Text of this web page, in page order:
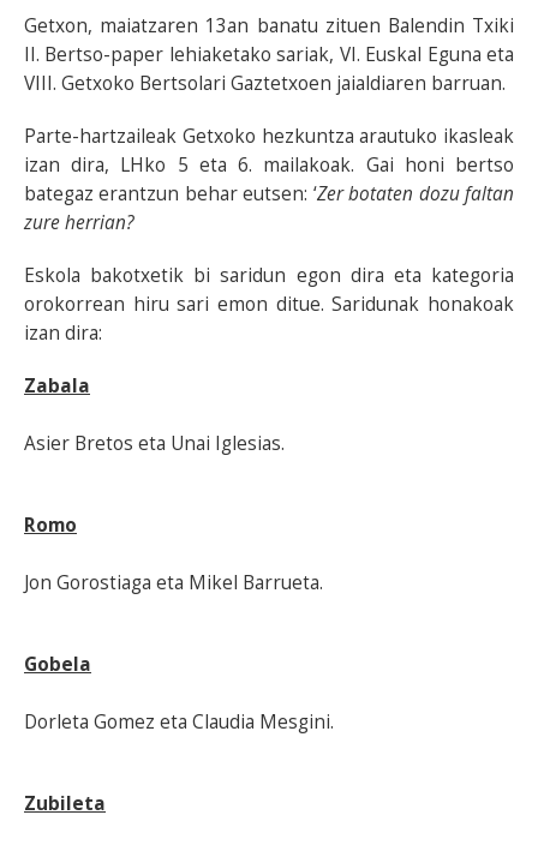
Getxon, maiatzaren 13an banatu zituen Balendin Txiki
II. Bertso-paper lehiaketako sariak, VI. Euskal Eguna eta
VIII. Getxoko Bertsolari Gaztetxoen jaialdiaren barruan.
Parte-hartzaileak Getxoko hezkuntza arautuko ikasleak
izan dira, LHko 5 eta 6. mailakoak. Gai honi bertso
bategaz erantzun behar eutsen: ‘Zer botaten dozu faltan
zure herrian?
Eskola bakotxetik bi saridun egon dira eta kategoria
orokorrean hiru sari emon ditue. Saridunak honakoak
izan dira:
Zabala
Asier Bretos eta Unai Iglesias.
Romo
Jon Gorostiaga eta Mikel Barrueta.
Gobela
Dorleta Gomez eta Claudia Mesgini.
Zubileta